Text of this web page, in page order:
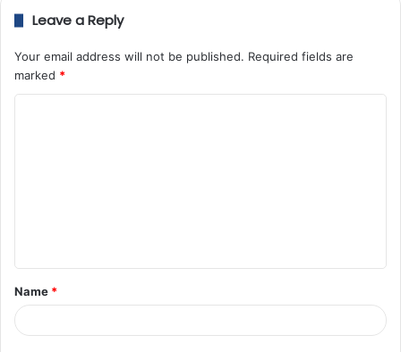
Leave a Reply
Your email address will not be published. Required fields are
marked *
Name *